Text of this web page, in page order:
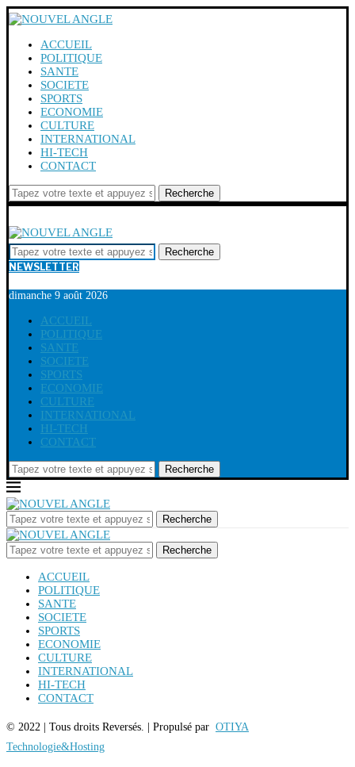
ACCUEIL
POLITIQUE
SANTE
SOCIETE
SPORTS
ECONOMIE
CULTURE
INTERNATIONAL
HI-TECH
CONTACT
Recherche
Recherche
NEWSLETTER
dimanche 9 août 2026
ACCUEIL
POLITIQUE
SANTE
SOCIETE
SPORTS
ECONOMIE
CULTURE
INTERNATIONAL
HI-TECH
CONTACT
Recherche
Recherche
Recherche
ACCUEIL
POLITIQUE
SANTE
SOCIETE
SPORTS
ECONOMIE
CULTURE
INTERNATIONAL
HI-TECH
CONTACT
© 2022 | Tous droits Reversés. | Propulsé par OTIYA
Technologie&Hosting